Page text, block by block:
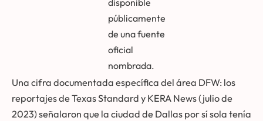
públicamente
de una fuente
oficial
nombrada.
Una cifra documentada específica del área DFW: los
reportajes de Texas Standard y KERA News (julio de
2023) señalaron que la ciudad de Dallas por sí sola tenía